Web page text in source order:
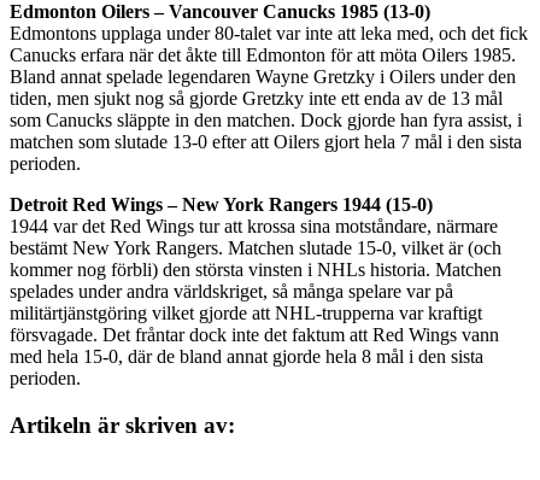
Edmonton Oilers – Vancouver Canucks 1985 (13-0)
Edmontons upplaga under 80-talet var inte att leka med, och det fick
Canucks erfara när det åkte till Edmonton för att möta Oilers 1985.
Bland annat spelade legendaren Wayne Gretzky i Oilers under den
tiden, men sjukt nog så gjorde Gretzky inte ett enda av de 13 mål
som Canucks släppte in den matchen. Dock gjorde han fyra assist, i
matchen som slutade 13-0 efter att Oilers gjort hela 7 mål i den sista
perioden.
Detroit Red Wings – New York Rangers 1944 (15-0)
1944 var det Red Wings tur att krossa sina motståndare, närmare
bestämt New York Rangers. Matchen slutade 15-0, vilket är (och
kommer nog förbli) den största vinsten i NHLs historia. Matchen
spelades under andra världskriget, så många spelare var på
militärtjänstgöring vilket gjorde att NHL-trupperna var kraftigt
försvagade. Det fråntar dock inte det faktum att Red Wings vann
med hela 15-0, där de bland annat gjorde hela 8 mål i den sista
perioden.
Artikeln är skriven av: